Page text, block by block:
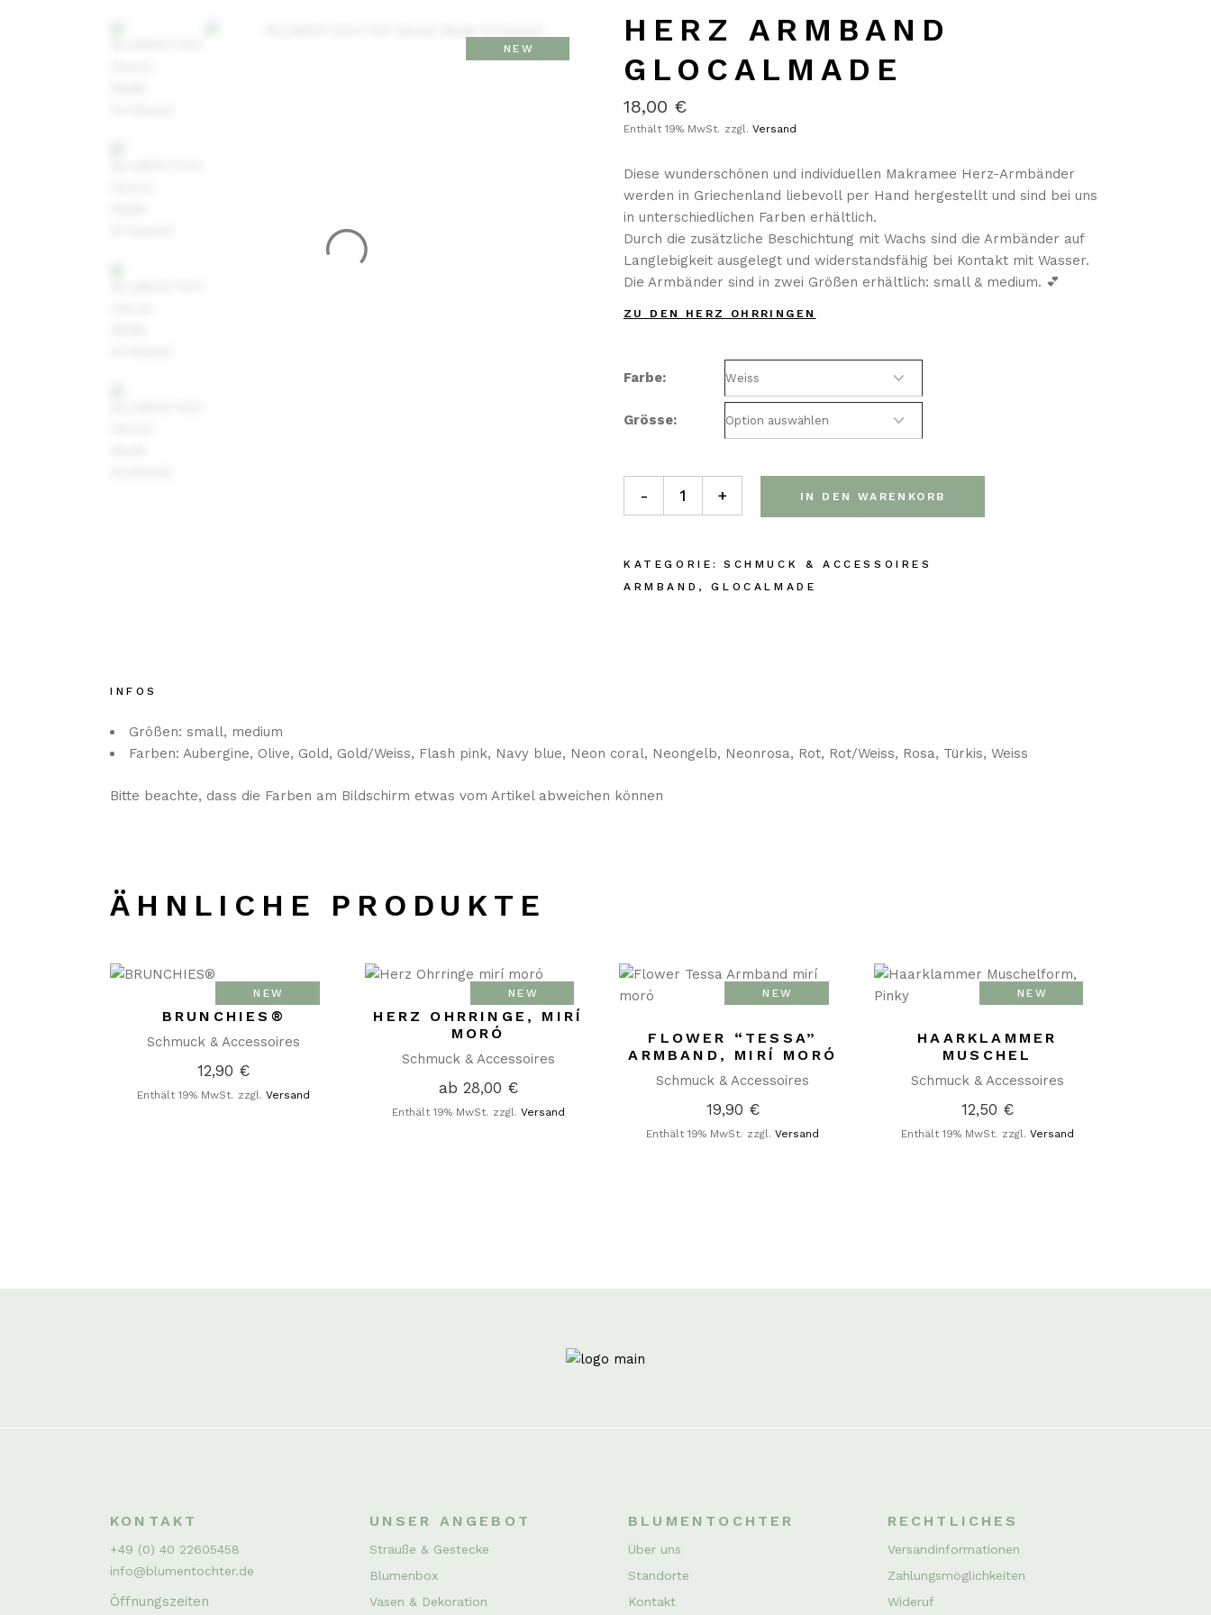
NEW
HERZ ARMBAND
GLOCALMADE
18,00 €
Enthält 19% MwSt. zzgl. Versand
Diese wunderschönen und individuellen Makramee Herz-Armbänder
werden in Griechenland liebevoll per Hand hergestellt und sind bei uns
in unterschiedlichen Farben erhältlich.
Durch die zusätzliche Beschichtung mit Wachs sind die Armbänder auf
Langlebigkeit ausgelegt und widerstandsfähig bei Kontakt mit Wasser.
Die Armbänder sind in zwei Größen erhältlich: small & medium. 💕
ZU DEN HERZ OHRRINGEN
Farbe
Grösse
- + IN DEN WARENKORB
SCHMUCK & ACCESSOIRES
ARMBAND ,GLOCALMADE
INFOS
Größen: small, medium
Farben: Aubergine, Olive, Gold, Gold/Weiss, Flash pink, Navy blue, Neon coral, Neongelb, Neonrosa, Rot, Rot/Weiss, Rosa, Türkis, Weiss
Bitte beachte, dass die Farben am Bildschirm etwas vom Artikel abweichen können
ÄHNLICHE PRODUKTE
NEW
BRUNCHIES®
Schmuck & Accessoires
12,90 €
Enthält 19% MwSt. zzgl.Versand
NEW
HERZ OHRRINGE, MIRÍ
MORÓ
Schmuck & Accessoires
ab 28,00 €
Enthält 19% MwSt. zzgl. Versand
NEW
FLOWER “TESSA”
ARMBAND, MIRÍ MORÓ
Schmuck & Accessoires
19,90 €
Enthält 19% MwSt. zzgl.Versand
NEW
HAARKLAMMER
MUSCHEL
Schmuck & Accessoires
12,50 €
Enthält 19% MwSt. zzgl. Versand
KONTAKT
+49 (0) 40 22605458
info@blumentochter.de
Öffnungszeiten
UNSER ANGEBOT
Sträuße & Gestecke
Blumenbox
Vasen & Dekoration
BLUMENTOCHTER
Über uns
Standorte
Kontakt
RECHTLICHES
Versandinformationen
Zahlungsmöglichkeiten
Wideruf